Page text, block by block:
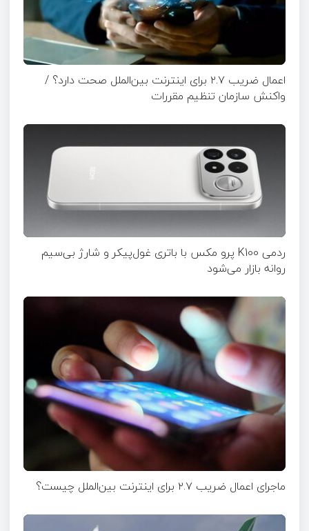
اعمال ضریب ۲.۷ برای اینترنت بین‌الملل صحت دارد؟ /
واکنش سازمان تنظیم مقررات
ردمی K100 پرو مکس با باتری غول‌پیکر و شارژ بی‌سیم
روانه بازار می‌شود
ماجرای اعمال ضریب ۲.۷ برای اینترنت بین‌الملل چیست؟